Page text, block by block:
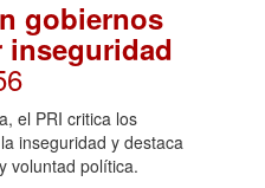
gobiernos
inseguridad
el PRI critica los
inseguridad y destaca
voluntad política.